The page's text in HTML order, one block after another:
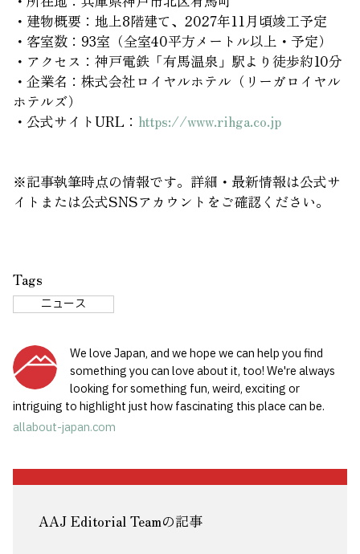
・建物概要：地上8階建て、2027年11月頃竣工予定
・客室数：93室（全室40平方メートル以上・予定）
・アクセス：神戸電鉄「有馬温泉」駅より徒歩約10分
・企業名：株式会社ロイヤルホテル（リーガロイヤル
ホテルズ）
・公式サイトURL： https://www.rihga.co.jp
※記事執筆時点の情報です。詳細・最新情報は公式サ
イトまたは公式SNSアカウントをご確認ください。
Tags
ニュース
We love Japan, and we hope we can help you find
something you can love about it, too! We're always
looking for something fun, weird, exciting or
intriguing to highlight just how fascinating this place can be.
allabout-japan.com
AAJ Editorial Teamの記事